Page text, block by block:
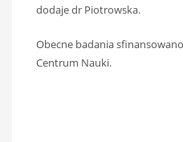
dodaje dr Piotrowska.
Obecne badania
Centrum Nauki.